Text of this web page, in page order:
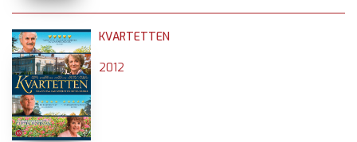
KVARTETTEN
2012